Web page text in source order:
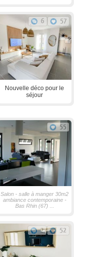
6 57
Nouvelle déco pour le
séjour
55
Salon - salle à manger 30m2
ambiance contemporaine -
Bas Rhin (67) ...
2 52